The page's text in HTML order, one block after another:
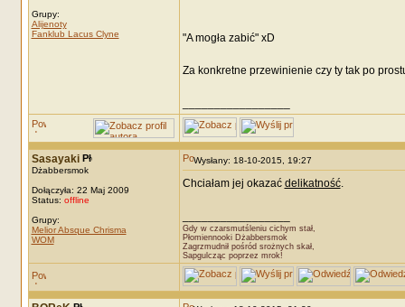
Grupy:
Alijenoty
Fanklub Lacus Clyne
"A mogła zabić" xD
Za konkretne przewinienie czy ty tak po
Sasayaki
Dżabbersmok
Dołączyła: 22 Maj 2009
Status: offline
Grupy:
Melior Absque Chrisma
WOM
Wysłany: 18-10-2015, 19:27
Chciałam jej okazać delikatność.
Gdy w czarsmutśleniu cichym stał,
Płomiennooki Dżabbersmok
Zagrzmudnił pośród srożnych skał,
Sapgulcząc poprzez mrok!